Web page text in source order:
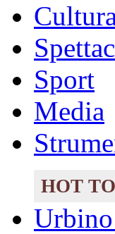
Sport
Media
HOT